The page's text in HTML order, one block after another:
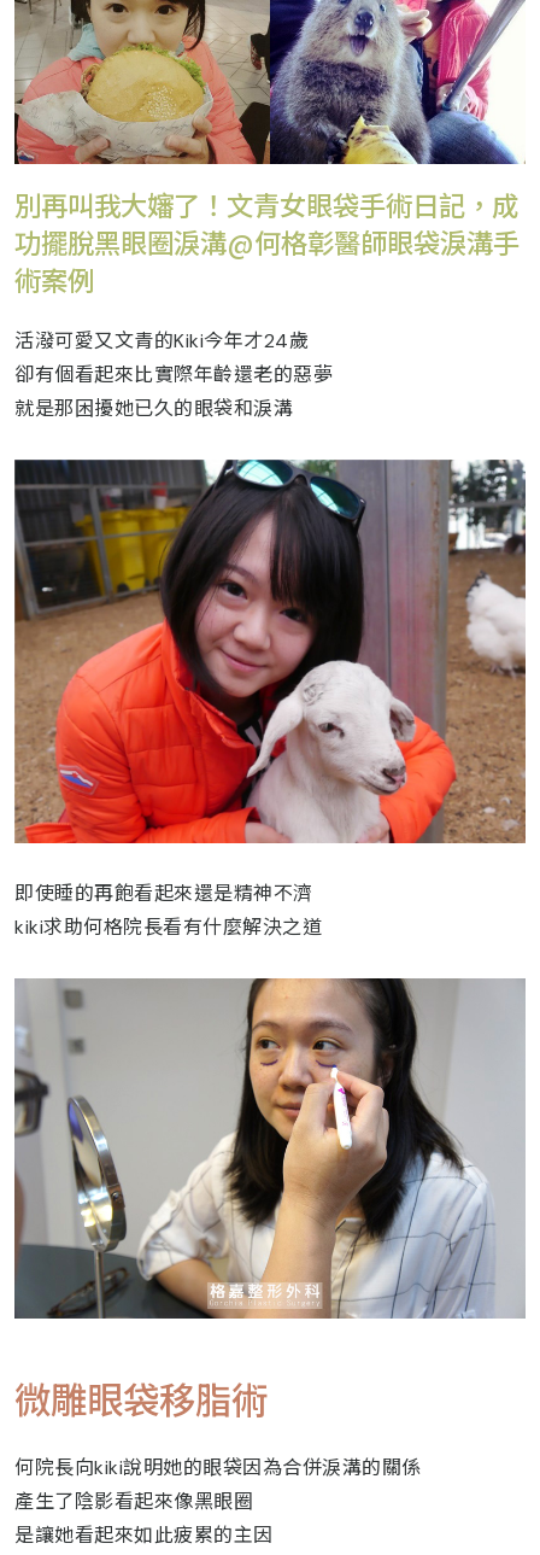
別再叫我大嬸了！文青女眼袋手術日記，成
功擺脫黑眼圈淚溝@何格彰醫師眼袋淚溝手
術案例
活潑可愛又文青的Kiki今年才24歲
卻有個看起來比實際年齡還老的惡夢
就是那困擾她已久的眼袋和淚溝
即使睡的再飽看起來還是精神不濟
kiki求助何格院長看有什麼解決之道
微雕眼袋移脂術
何院長向kiki說明她的眼袋因為合併淚溝的關係
產生了陰影看起來像黑眼圈
是讓她看起來如此疲累的主因